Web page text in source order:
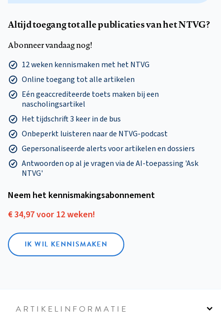
Altijd toegang tot alle publicaties van het NTVG?
Abonneer vandaag nog!
12 weken kennismaken met het NTVG
Online toegang tot alle artikelen
Eén geaccrediteerde toets maken bij een
nascholingsartikel
Het tijdschrift 3 keer in de bus
Onbeperkt luisteren naar de NTVG-podcast
Gepersonaliseerde alerts voor artikelen en dossiers
Antwoorden op al je vragen via de AI-toepassing 'Ask
NTVG'
Neem het kennismakings­abonnement
€ 34,97 voor 12 weken!
IK WIL KENNISMAKEN
ARTIKELINFORMATIE